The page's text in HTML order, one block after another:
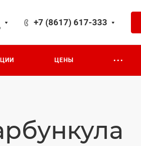
+7 (8617) 617-333
ЦЕНЫ